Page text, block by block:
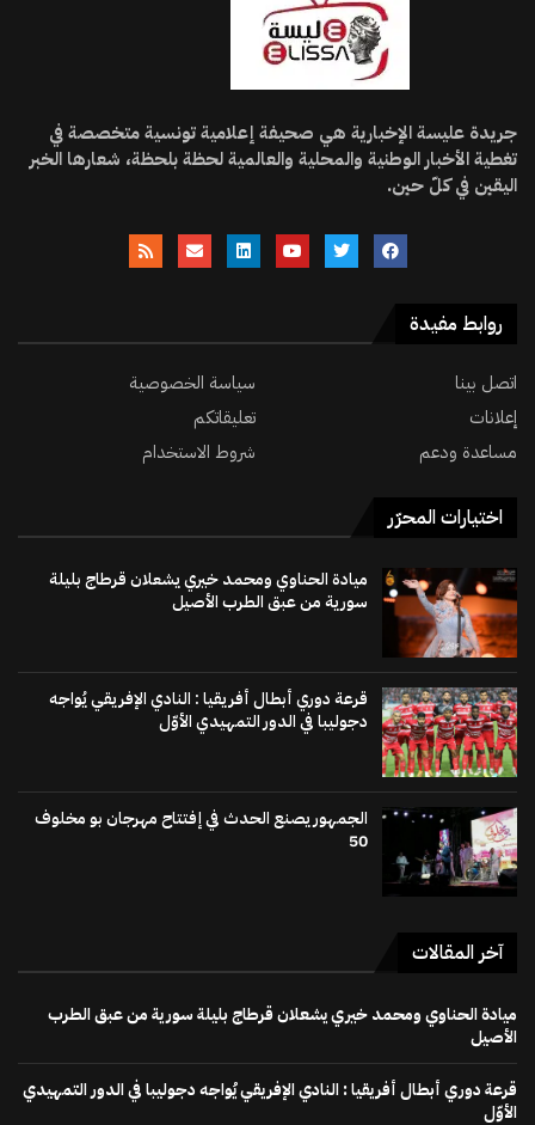
جريدة عليسة الإخبارية هي صحيفة إعلامية تونسية متخصصة في
تغطية الأخبار الوطنية والمحلية والعالمية لحظة بلحظة، شعارها الخبر
اليقين في كلّ حين.
روابط مفيدة
اتصل بينا
سياسة الخصوصية
إعلانات
تعليقاتكم
مساعدة ودعم
شروط الاستخدام
اختيارات المحرّر
ميادة الحناوي ومحمد خيري يشعلان قرطاج بليلة
سورية من عبق الطرب الأصيل
قرعة دوري أبطال أفريقيا : النادي الإفريقي يُواجه
دجوليبا في الدور التمهيدي الأوّل
الجمهور يصنع الحدث في إفتتاح مهرجان بو مخلوف
50
آخر المقالات
ميادة الحناوي ومحمد خيري يشعلان قرطاج بليلة سورية من عبق الطرب
الأصيل
قرعة دوري أبطال أفريقيا : النادي الإفريقي يُواجه دجوليبا في الدور التمهيدي
الأوّل